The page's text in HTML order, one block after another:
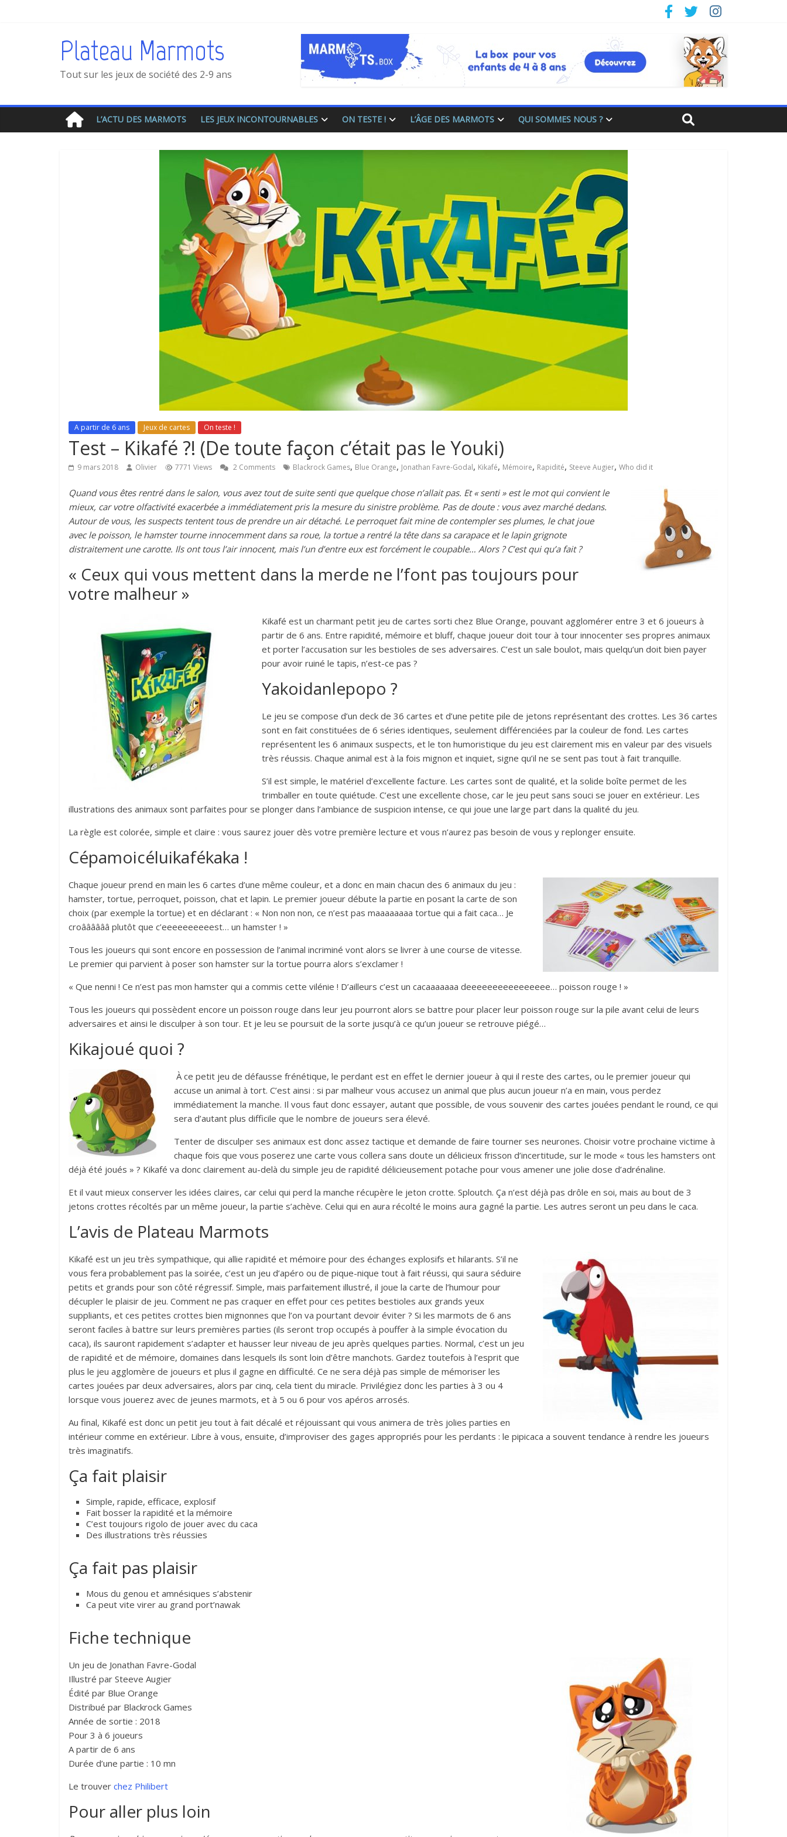
Plateau Marmots
Tout sur les jeux de société des 2-9 ans
L’ACTU DES MARMOTS LES JEUX INCONTOURNABLES ON TESTE ! L’ÂGE DES MARMOTS QUI SOMMES NOUS ?
A partir de 6 ans Jeux de cartes On teste !
Test – Kikafé ?! (De toute façon c’était pas le Youki)
9 mars 2018 Olivier 7771 Views 2 Comments Blackrock Games, Blue Orange, Jonathan Favre-Godal, Kikafé, Mémoire, Rapidité, Steeve Augier, Who did it
Quand vous êtes rentré dans le salon, vous avez tout de suite senti que quelque chose n’allait pas. Et « senti » est le mot qui convient le
mieux, car votre olfactivité exacerbée a immédiatement pris la mesure du sinistre problème. Pas de doute : vous avez marché dedans.
Autour de vous, les suspects tentent tous de prendre un air détaché. Le perroquet fait mine de contempler ses plumes, le chat joue
avec le poisson, le hamster tourne innocemment dans sa roue, la tortue a rentré la tête dans sa carapace et le lapin grignote
distraitement une carotte. Ils ont tous l’air innocent, mais l’un d’entre eux est forcément le coupable… Alors ? C’est qui qu’a fait ?
« Ceux qui vous mettent dans la merde ne l’font pas toujours pour
votre malheur »
Kikafé est un charmant petit jeu de cartes sorti chez Blue Orange, pouvant agglomérer entre 3 et 6 joueurs à
partir de 6 ans. Entre rapidité, mémoire et bluff, chaque joueur doit tour à tour innocenter ses propres animaux
et porter l’accusation sur les bestioles de ses adversaires. C’est un sale boulot, mais quelqu’un doit bien payer
pour avoir ruiné le tapis, n’est-ce pas ?
Yakoidanlepopo ?
Le jeu se compose d’un deck de 36 cartes et d’une petite pile de jetons représentant des crottes. Les 36 cartes
sont en fait constituées de 6 séries identiques, seulement différenciées par la couleur de fond. Les cartes
représentent les 6 animaux suspects, et le ton humoristique du jeu est clairement mis en valeur par des visuels
très réussis. Chaque animal est à la fois mignon et inquiet, signe qu’il ne se sent pas tout à fait tranquille.
S’il est simple, le matériel d’excellente facture. Les cartes sont de qualité, et la solide boîte permet de les
trimballer en toute quiétude. C’est une excellente chose, car le jeu peut sans souci se jouer en extérieur. Les
illustrations des animaux sont parfaites pour se plonger dans l’ambiance de suspicion intense, ce qui joue une large part dans la qualité du jeu.
La règle est colorée, simple et claire : vous saurez jouer dès votre première lecture et vous n’aurez pas besoin de vous y replonger ensuite.
Cépamoicéluikafékaka !
Chaque joueur prend en main les 6 cartes d’une même couleur, et a donc en main chacun des 6 animaux du jeu :
hamster, tortue, perroquet, poisson, chat et lapin. Le premier joueur débute la partie en posant la carte de son
choix (par exemple la tortue) et en déclarant : « Non non non, ce n’est pas maaaaaaaa tortue qui a fait caca… Je
croââââââ plutôt que c’eeeeeeeeeest… un hamster ! »
Tous les joueurs qui sont encore en possession de l’animal incriminé vont alors se livrer à une course de vitesse.
Le premier qui parvient à poser son hamster sur la tortue pourra alors s’exclamer !
« Que nenni ! Ce n’est pas mon hamster qui a commis cette vilénie ! D’ailleurs c’est un cacaaaaaaa deeeeeeeeeeeeeeee… poisson rouge ! »
Tous les joueurs qui possèdent encore un poisson rouge dans leur jeu pourront alors se battre pour placer leur poisson rouge sur la pile avant celui de leurs
adversaires et ainsi le disculper à son tour. Et je leu se poursuit de la sorte jusqu’à ce qu’un joueur se retrouve piégé…
Kikajoué quoi ?
À ce petit jeu de défausse frénétique, le perdant est en effet le dernier joueur à qui il reste des cartes, ou le premier joueur qui
accuse un animal à tort. C’est ainsi : si par malheur vous accusez un animal que plus aucun joueur n’a en main, vous perdez
immédiatement la manche. Il vous faut donc essayer, autant que possible, de vous souvenir des cartes jouées pendant le round, ce qui
sera d’autant plus difficile que le nombre de joueurs sera élevé.
Tenter de disculper ses animaux est donc assez tactique et demande de faire tourner ses neurones. Choisir votre prochaine victime à
chaque fois que vous poserez une carte vous collera sans doute un délicieux frisson d’incertitude, sur le mode « tous les hamsters ont
déjà été joués » ? Kikafé va donc clairement au-delà du simple jeu de rapidité délicieusement potache pour vous amener une jolie dose d’adrénaline.
Et il vaut mieux conserver les idées claires, car celui qui perd la manche récupère le jeton crotte. Sploutch. Ça n’est déjà pas drôle en soi, mais au bout de 3
jetons crottes récoltés par un même joueur, la partie s’achève. Celui qui en aura récolté le moins aura gagné la partie. Les autres seront un peu dans le caca.
L’avis de Plateau Marmots
Kikafé est un jeu très sympathique, qui allie rapidité et mémoire pour des échanges explosifs et hilarants. S’il ne
vous fera probablement pas la soirée, c’est un jeu d’apéro ou de pique-nique tout à fait réussi, qui saura séduire
petits et grands pour son côté régressif. Simple, mais parfaitement illustré, il joue la carte de l’humour pour
décupler le plaisir de jeu. Comment ne pas craquer en effet pour ces petites bestioles aux grands yeux
suppliants, et ces petites crottes bien mignonnes que l’on va pourtant devoir éviter ? Si les marmots de 6 ans
seront faciles à battre sur leurs premières parties (ils seront trop occupés à pouffer à la simple évocation du
caca), ils sauront rapidement s’adapter et hausser leur niveau de jeu après quelques parties. Normal, c’est un jeu
de rapidité et de mémoire, domaines dans lesquels ils sont loin d’être manchots. Gardez toutefois à l’esprit que
plus le jeu agglomère de joueurs et plus il gagne en difficulté. Ce ne sera déjà pas simple de mémoriser les
cartes jouées par deux adversaires, alors par cinq, cela tient du miracle. Privilégiez donc les parties à 3 ou 4
lorsque vous jouerez avec de jeunes marmots, et à 5 ou 6 pour vos apéros arrosés.
Au final, Kikafé est donc un petit jeu tout à fait décalé et réjouissant qui vous animera de très jolies parties en
intérieur comme en extérieur. Libre à vous, ensuite, d’improviser des gages appropriés pour les perdants : le pipicaca a souvent tendance à rendre les joueurs
très imaginatifs.
Ça fait plaisir
Simple, rapide, efficace, explosif
Fait bosser la rapidité et la mémoire
C’est toujours rigolo de jouer avec du caca
Des illustrations très réussies
Ça fait pas plaisir
Mous du genou et amnésiques s’abstenir
Ca peut vite virer au grand port’nawak
Fiche technique
Un jeu de Jonathan Favre-Godal
Illustré par Steeve Augier
Édité par Blue Orange
Distribué par Blackrock Games
Année de sortie : 2018
Pour 3 à 6 joueurs
A partir de 6 ans
Durée d’une partie : 10 mn
Le trouver chez Philibert
Pour aller plus loin